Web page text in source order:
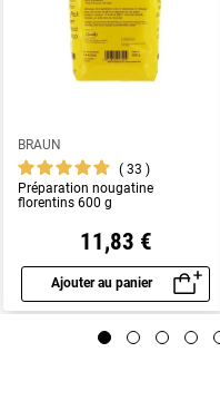
BRAUN
33
Préparation nougatine
florentins 600 g
11,83 €
Ajouter au panier
Aperçu rapide